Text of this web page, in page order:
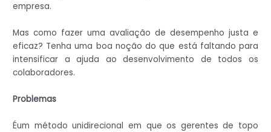
empresa.
Mas como fazer uma avaliação de desempenho justa e
eficaz? Tenha uma boa noção do que está faltando para
intensificar a ajuda ao desenvolvimento de todos os
colaboradores.
Problemas
Éum método unidirecional em que os gerentes de topo